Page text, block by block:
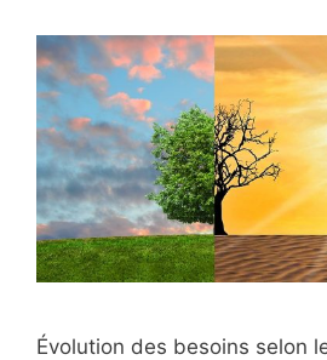
Évolution des besoins selon